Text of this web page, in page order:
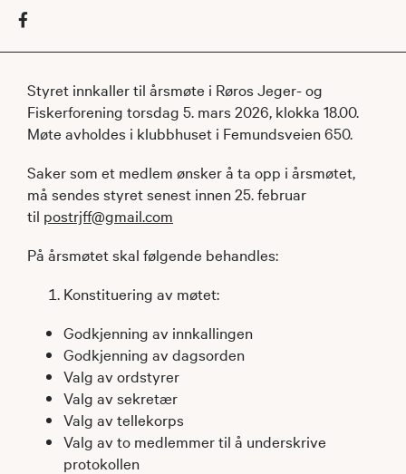
Styret innkaller til årsmøte i Røros Jeger- og
Fiskerforening torsdag 5. mars 2026, klokka 18.00.
Møte avholdes i klubbhuset i Femundsveien 650.
Saker som et medlem ønsker å ta opp i årsmøtet,
må sendes styret senest innen 25. februar
til postrjff@gmail.com
På årsmøtet skal følgende behandles:
Konstituering av møtet:
Godkjenning av innkallingen
Godkjenning av dagsorden
Valg av ordstyrer
Valg av sekretær
Valg av tellekorps
Valg av to medlemmer til å underskrive
protokollen